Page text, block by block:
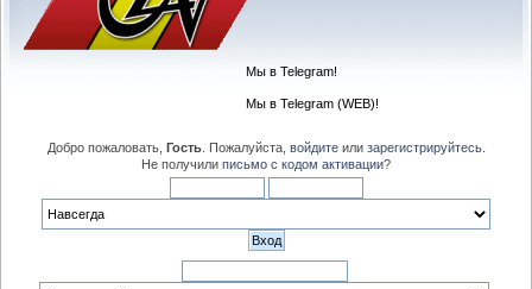
Мы в Telegram!
Мы в Telegram (WEB)!
Добро пожаловать, Гость. Пожалуйста, войдитеили зарегистрируйтесь.
Не получили письмо с кодом активации?